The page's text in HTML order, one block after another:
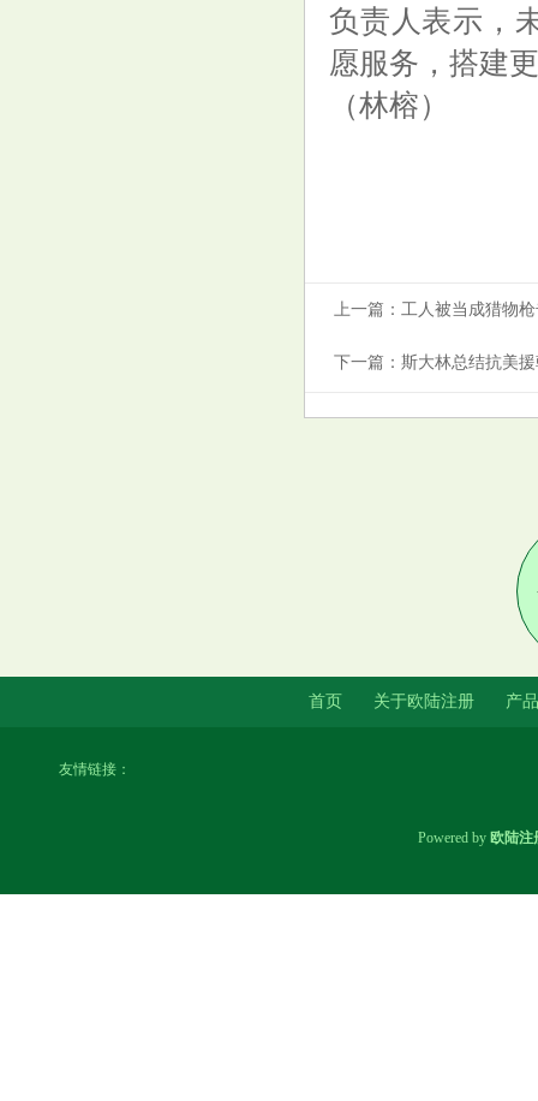
负责人表示，
愿服务，搭建
（林榕）
上一篇： 工人被当成猎物
下一篇： 斯大林总结抗美
首页 关于欧陆注册 产
友情链接：
Powered by 欧陆注